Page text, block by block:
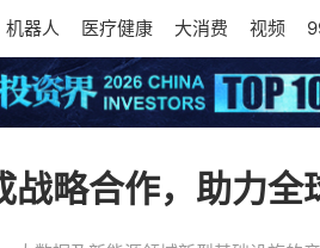
机器人 医疗健康 大消费 视频
战略合作，助力全